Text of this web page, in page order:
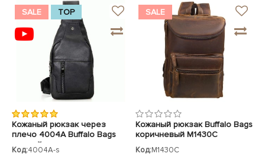
SALE TOP
Кожаный рюкзак через
плечо 4004A Buffalo Bags
черный
Код:4004A-s
SALE
Кожаный рюкзак Buffalo Bags
коричневый M1430C
Код:M1430C